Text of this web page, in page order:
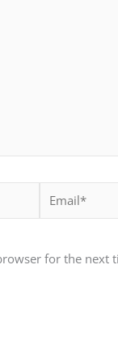
Email*
for the next